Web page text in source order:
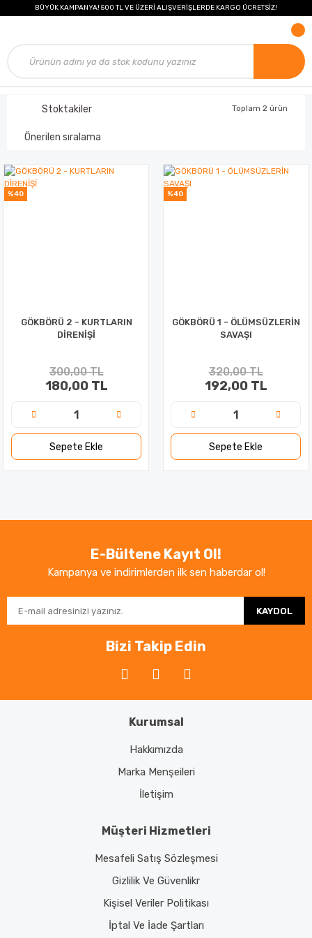
BÜYÜK KAMPANYA! 500 TL VE ÜZERİ ALIŞVERİŞLERDE KARGO ÜCRETSİZ!
Stoktakiler Toplam 2 ürün
%40
GÖKBÖRÜ 2 - KURTLARIN
DİRENİŞİ
300,00 TL
180,00 TL
Sepete Ekle
%40
GÖKBÖRÜ 1 - ÖLÜMSÜZLERİN
SAVAŞI
320,00 TL
192,00 TL
Sepete Ekle
E-Bültene Kayıt Ol!
Kampanya ve indirimlerden ilk sen haberdar ol!
KAYDOL
Bizi Takip Edin
Kurumsal
Hakkımızda
Marka Menşeileri
İletişim
Müşteri Hizmetleri
Mesafeli Satış Sözleşmesi
Gizlilik Ve Güvenlikr
Kişisel Veriler Politikası
İptal Ve İade Şartları